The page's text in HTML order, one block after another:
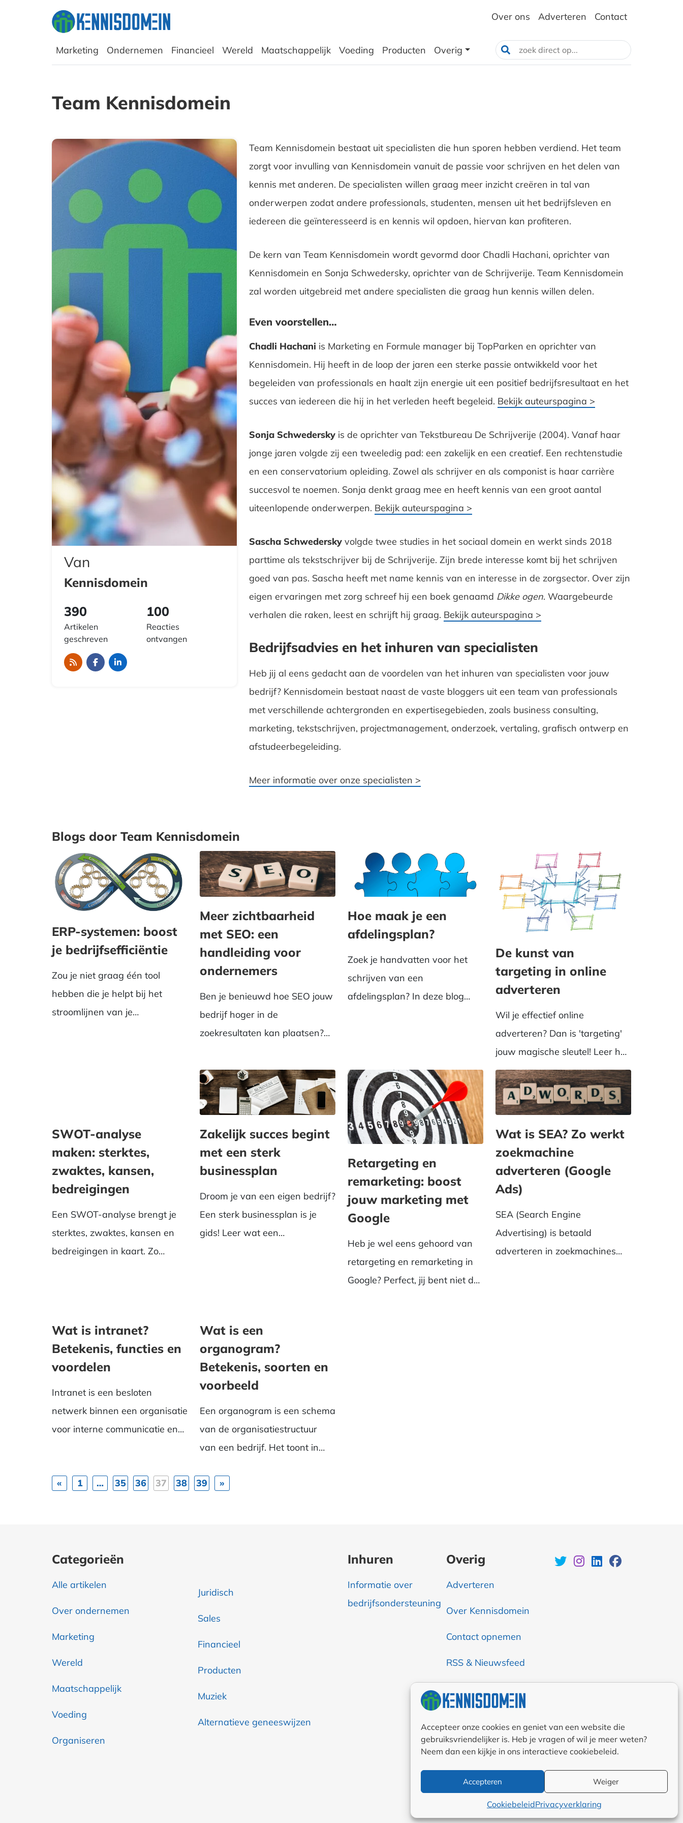
Accepteer onze cookies en geniet van een website die
gebruiksvriendelijker is. Heb je vragen of wil je meer weten?
Neem dan een kijkje in ons interactieve cookiebeleid.
Accepteren Weiger
CookiebeleidPrivacyverklaring
Over ons Adverteren Contact
Marketing Ondernemen Financieel Wereld Maatschappelijk Voeding Producten Overig
Team Kennisdomein
Van
Kennisdomein
390
Artikelen
geschreven
100
Reacties
ontvangen
Team Kennisdomein bestaat uit specialisten die hun sporen hebben verdiend. Het team
zorgt voor invulling van Kennisdomein vanuit de passie voor schrijven en het delen van
kennis met anderen. De specialisten willen graag meer inzicht creëren in tal van
onderwerpen zodat andere professionals, studenten, mensen uit het bedrijfsleven en
iedereen die geïnteresseerd is en kennis wil opdoen, hiervan kan profiteren.
De kern van Team Kennisdomein wordt gevormd door Chadli Hachani, oprichter van
Kennisdomein en Sonja Schwedersky, oprichter van de Schrijverije. Team Kennisdomein
zal worden uitgebreid met andere specialisten die graag hun kennis willen delen.
Even voorstellen…
Chadli Hachani is Marketing en Formule manager bij TopParken en oprichter van
Kennisdomein. Hij heeft in de loop der jaren een sterke passie ontwikkeld voor het
begeleiden van professionals en haalt zijn energie uit een positief bedrijfsresultaat en het
succes van iedereen die hij in het verleden heeft begeleid. Bekijk auteurspagina >
Sonja Schwedersky is de oprichter van Tekstbureau De Schrijverije (2004). Vanaf haar
jonge jaren volgde zij een tweeledig pad: een zakelijk en een creatief. Een rechtenstudie
en een conservatorium opleiding. Zowel als schrijver en als componist is haar carrière
succesvol te noemen. Sonja denkt graag mee en heeft kennis van een groot aantal
uiteenlopende onderwerpen. Bekijk auteurspagina >
Sascha Schwedersky volgde twee studies in het sociaal domein en werkt sinds 2018
parttime als tekstschrijver bij de Schrijverije. Zijn brede interesse komt bij het schrijven
goed van pas. Sascha heeft met name kennis van en interesse in de zorgsector. Over zijn
eigen ervaringen met zorg schreef hij een boek genaamd Dikke ogen. Waargebeurde
verhalen die raken, leest en schrijft hij graag. Bekijk auteurspagina >
Bedrijfsadvies en het inhuren van specialisten
Heb jij al eens gedacht aan de voordelen van het inhuren van specialisten voor jouw
bedrijf? Kennisdomein bestaat naast de vaste bloggers uit een team van professionals
met verschillende achtergronden en expertisegebieden, zoals business consulting,
marketing, tekstschrijven, projectmanagement, onderzoek, vertaling, grafisch ontwerp en
afstudeerbegeleiding.
Meer informatie over onze specialisten >
Blogs door Team Kennisdomein
ERP-systemen: boost
je bedrijfsefficiëntie
Zou je niet graag één tool
hebben die je helpt bij het
stroomlijnen van je
Meer zichtbaarheid
met SEO: een
handleiding voor
ondernemers
Ben je benieuwd hoe SEO jouw
bedrijf hoger in de
zoekresultaten kan plaatsen?
Hoe maak je een
afdelingsplan?
Zoek je handvatten voor het
schrijven van een
afdelingsplan? In deze blog
De kunst van
targeting in online
adverteren
Wil je effectief online
adverteren? Dan is 'targeting'
jouw magische sleutel! Leer hoe
je jouw campagne af...
SWOT-analyse
maken: sterktes,
zwaktes, kansen,
bedreigingen
Een SWOT-analyse brengt je
sterktes, zwaktes, kansen en
bedreigingen in kaart. Zo
Zakelijk succes begint
met een sterk
businessplan
Droom je van een eigen bedrijf?
Een sterk businessplan is je
gids! Leer wat een
Retargeting en
remarketing: boost
jouw marketing met
Google
Heb je wel eens gehoord van
retargeting en remarketing in
Google? Perfect, jij bent niet de
Wat is SEA? Zo werkt
zoekmachine
adverteren (Google
Ads)
SEA (Search Engine
Advertising) is betaald
adverteren in zoekmachines
Wat is intranet?
Betekenis, functies en
voordelen
Intranet is een besloten
netwerk binnen een organisatie
voor interne communicatie en
Wat is een
organogram?
Betekenis, soorten en
voorbeeld
Een organogram is een schema
van de organisatiestructuur
van een bedrijf. Het toont in
«
1 … 35 36 37 38 39 »
Categorieën
Alle artikelen
Over ondernemen
Marketing
Wereld
Maatschappelijk
Voeding
Organiseren
Juridisch
Sales
Financieel
Producten
Muziek
Alternatieve geneeswijzen
Inhuren
Informatie over
bedrijfsondersteuning
Overig
Adverteren
Over Kennisdomein
Contact opnemen
RSS & Nieuwsfeed
en linkpartners
Algemene
voorwaarden
Cookiebeleid (EU)